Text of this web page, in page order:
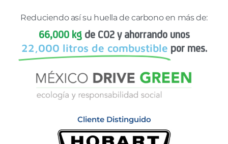
Reduciendo así su huella de carbono en más de:
66,000 kgde CO2 y ahorrando unos
22,000 litros de combustible por mes.
Cliente Distinguido